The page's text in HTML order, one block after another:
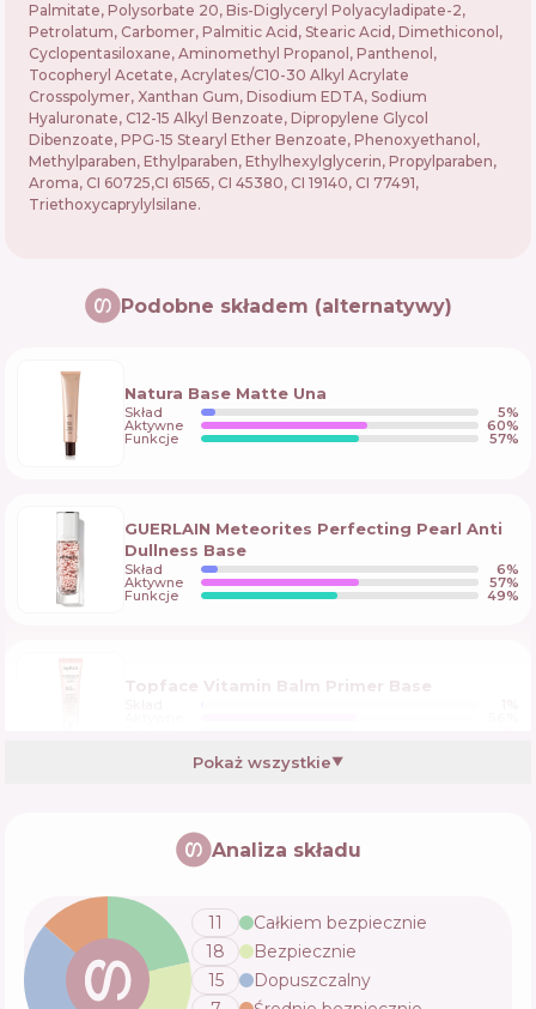
Palmitate, Polysorbate 20, Bis-Diglyceryl Polyacyladipate-2,
Petrolatum, Carbomer, Palmitic Acid, Stearic Acid, Dimethiconol,
Cyclopentasiloxane, Aminomethyl Propanol, Panthenol,
Tocopheryl Acetate, Acrylates/C10-30 Alkyl Acrylate
Crosspolymer, Xanthan Gum, Disodium EDTA, Sodium
Hyaluronate, C12-15 Alkyl Benzoate, Dipropylene Glycol
Dibenzoate, PPG-15 Stearyl Ether Benzoate, Phenoxyethanol,
Methylparaben, Ethylparaben, Ethylhexylglycerin, Propylparaben,
Aroma, CI 60725,CI 61565, CI 45380, CI 19140, CI 77491,
Triethoxycaprylylsilane.
Podobne składem (alternatywy)
Natura Base Matte Una
Skład 5%
Aktywne 60%
Funkcje 57%
GUERLAIN Meteorites Perfecting Pearl Anti
Dullness Base
Skład 6%
Aktywne 57%
Funkcje 49%
Topface Vitamin Balm Primer Base
NYX Professional Makeup Pore Filler
Aktywne
KIKO Milano Instamoisture foundation SPF
25
Pokaż wszystkie▼
Analiza składu
11
Całkiem bezpiecznie
18
Bezpiecznie
15
Dopuszczalny